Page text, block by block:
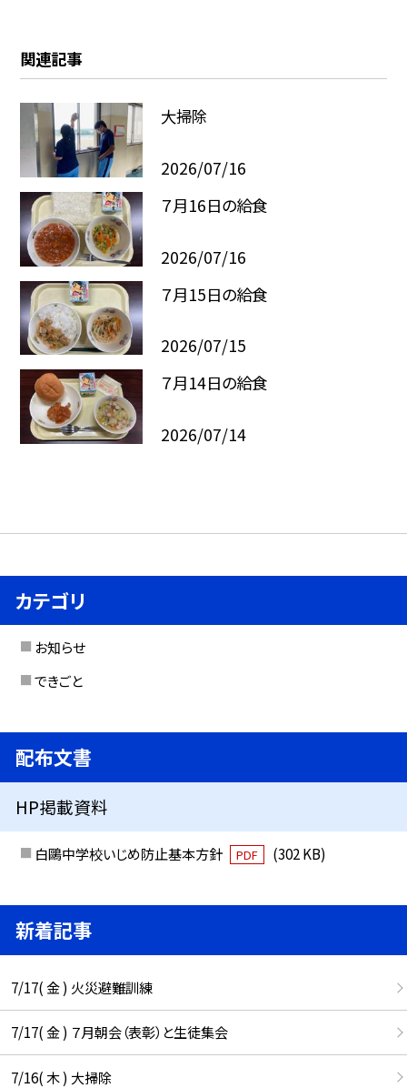
関連記事
大掃除
2026/07/16
７月16日の給食
2026/07/16
７月15日の給食
2026/07/15
７月14日の給食
2026/07/14
カテゴリ
お知らせ
できごと
配布文書
HP掲載資料
白鷗中学校いじめ防止基本方針 PDF (302 KB)
新着記事
7/17( 金 ) 火災避難訓練
7/17( 金 ) ７月朝会（表彰）と生徒集会
7/16( 木 ) 大掃除